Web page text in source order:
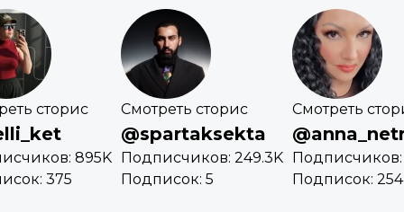
сторис
895K
375
Смотреть сторис
@spartaksekta
Подписчиков: 249.3K
Подписок: 5
Смотреть
Подписчиков:
Подписок: 254